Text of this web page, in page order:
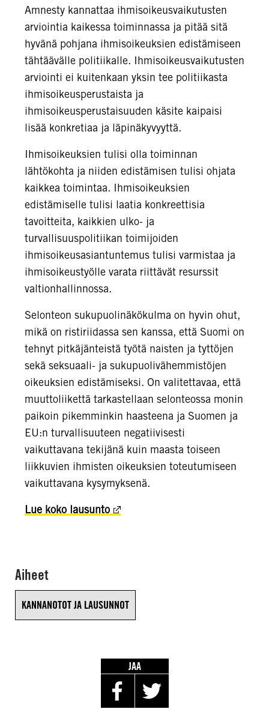
Amnesty kannattaa ihmisoikeusvaikutusten
arviointia kaikessa toiminnassa ja pitää sitä
hyvänä pohjana ihmisoikeuksien edistämiseen
tähtäävälle politiikalle. Ihmisoikeusvaikutusten
arviointi ei kuitenkaan yksin tee politiikasta
ihmisoikeusperustaista ja
ihmisoikeusperustaisuuden käsite kaipaisi
lisää konkretiaa ja läpinäkyvyyttä.
Ihmisoikeuksien tulisi olla toiminnan
lähtökohta ja niiden edistämisen tulisi ohjata
kaikkea toimintaa. Ihmisoikeuksien
edistämiselle tulisi laatia konkreettisia
tavoitteita, kaikkien ulko- ja
turvallisuuspolitiikan toimijoiden
ihmisoikeusasiantuntemus tulisi varmistaa ja
ihmisoikeustyölle varata riittävät resurssit
valtionhallinnossa.
Selonteon sukupuolinäkökulma on hyvin ohut,
mikä on ristiriidassa sen kanssa, että Suomi on
tehnyt pitkäjänteistä työtä naisten ja tyttöjen
sekä seksuaali- ja sukupuolivähemmistöjen
oikeuksien edistämiseksi. On valitettavaa, että
muuttoliikettä tarkastellaan selonteossa monin
paikoin pikemminkin haasteena ja Suomen ja
EU:n turvallisuuteen negatiivisesti
vaikuttavana tekijänä kuin maasta toiseen
liikkuvien ihmisten oikeuksien toteutumiseen
vaikuttavana kysymyksenä.
Lue koko lausunto
Aiheet
KANNANOTOT JA LAUSUNNOT
JAA